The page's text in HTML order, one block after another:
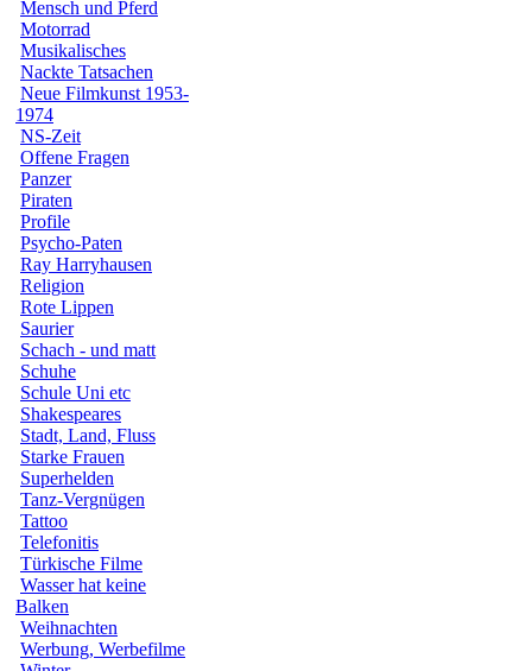
Mensch und Pferd
Motorrad
Musikalisches
Nackte Tatsachen
Neue Filmkunst 1953-
1974
NS-Zeit
Offene Fragen
Panzer
Piraten
Profile
Psycho-Paten
Ray Harryhausen
Religion
Rote Lippen
Saurier
Schach - und matt
Schuhe
Schule Uni etc
Shakespeares
Stadt, Land, Fluss
Starke Frauen
Superhelden
Tanz-Vergnügen
Tattoo
Telefonitis
Türkische Filme
Wasser hat keine
Balken
Weihnachten
Werbung, Werbefilme